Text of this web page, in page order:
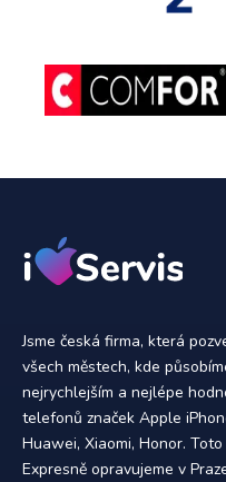
Jsme česká firma, která
všech městech, kde
nejrychlejším a nejlépe
telefonů značek Apple
Huawei, Xiaomi, Honor.
Expresně opravujeme v